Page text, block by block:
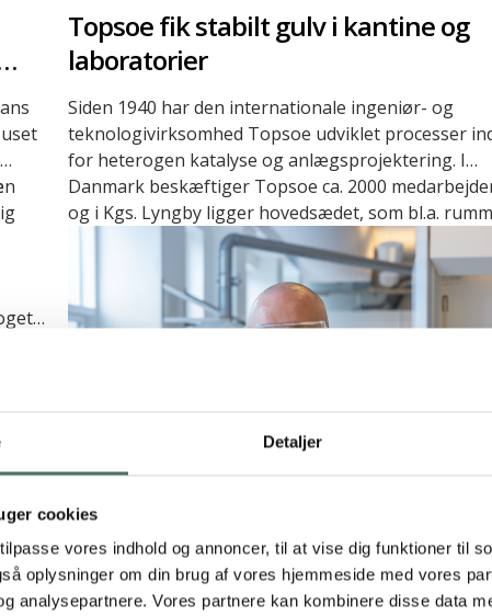
Detaljer
cookies
vores indhold og annoncer, til at vise dig funktioner til
oplysninger om din brug af vores hjemmeside med vores
analysepartnere. Vores partnere kan kombinere disse data
Topsoe fik stabilt gulv i kantine og
laboratorier
Siden 1940 har den internationale ingeniør- og
teknologivirksomhed Topsoe udviklet processer
for heterogen katalyse og anlægsprojektering. I
Danmark beskæftiger Topsoe ca. 2000
og i Kgs. Lyngby ligger hovedsædet, som bl.a.
adskillige laboratorier, der danner rammen om
virksomhedens forskningsarbejde.
Kim Boding Johannsen, Topsoe